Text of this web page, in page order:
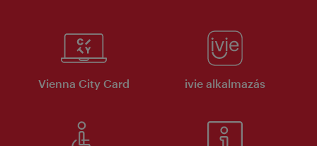
Vienna City Card ivie alkalmazás